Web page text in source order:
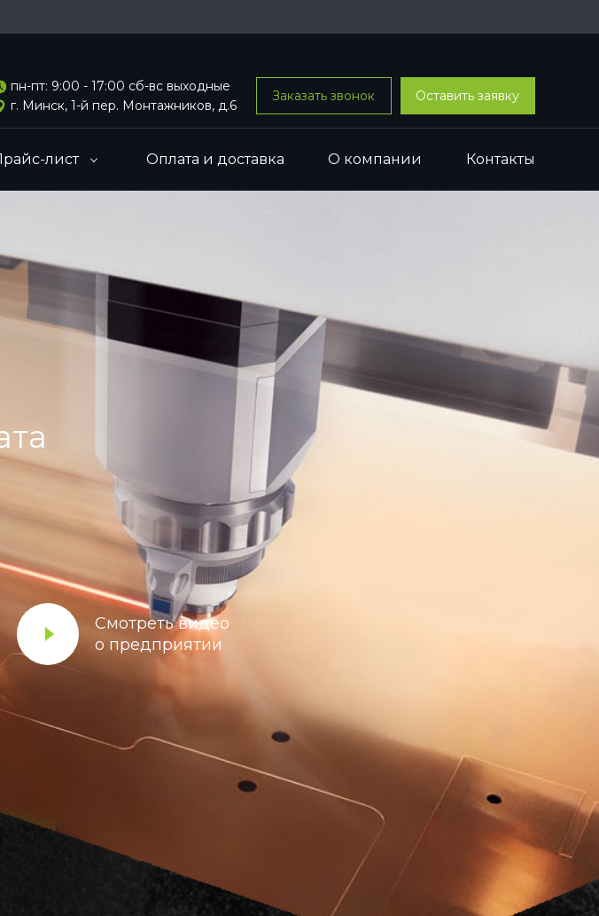
пн-пт: 9:00 - 17:00 сб-вс выходные
г. Минск, 1-й пер. Монтажников, д.6
Заказать звонок Оставить заявку
лист Оплата и доставка О компании Контакты
Смотреть видео
о предприятии